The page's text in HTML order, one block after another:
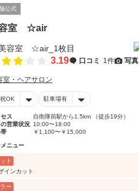
公式
室 ☆air
3.19 口コミ 1件 写真
室・ヘアサロン
OK 駐車場有
ス
自衛隊前駅から1.5km （徒歩19分）
営業状況 10:00〜18:00
￥1,100〜￥15,000
ニュー
ト
インカット
ー